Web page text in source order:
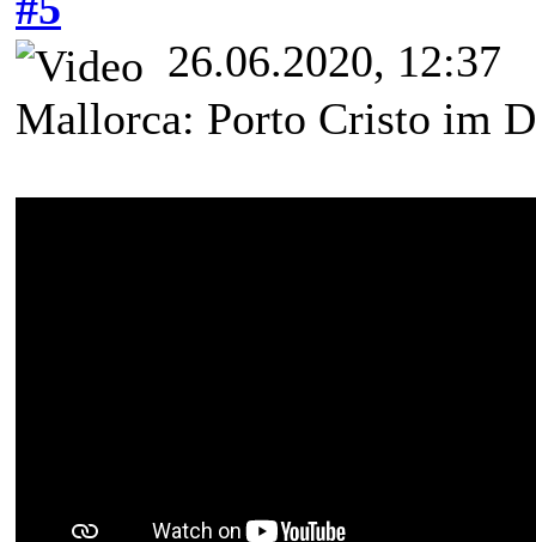
26.06.2020, 12:37
Mallorca: Porto Cristo im